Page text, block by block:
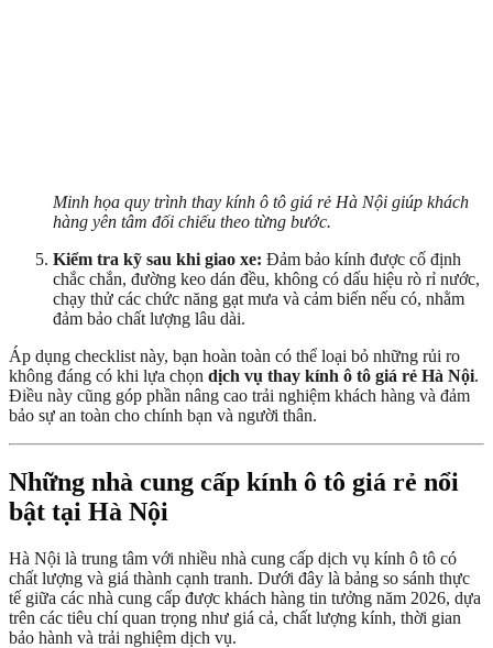
Minh họa quy trình thay kính ô tô giá rẻ Hà Nội giúp khách
hàng yên tâm đối chiếu theo từng bước.
Kiểm tra kỹ sau khi giao xe: Đảm bảo kính được cố định
chắc chắn, đường keo dán đều, không có dấu hiệu rò rỉ nước,
chạy thử các chức năng gạt mưa và cảm biến nếu có, nhằm
đảm bảo chất lượng lâu dài.
Áp dụng checklist này, bạn hoàn toàn có thể loại bỏ những rủi ro
không đáng có khi lựa chọn dịch vụ thay kính ô tô giá rẻ Hà Nội.
Điều này cũng góp phần nâng cao trải nghiệm khách hàng và đảm
bảo sự an toàn cho chính bạn và người thân.
Những nhà cung cấp kính ô tô giá rẻ nổi
bật tại Hà Nội
Hà Nội là trung tâm với nhiều nhà cung cấp dịch vụ kính ô tô có
chất lượng và giá thành cạnh tranh. Dưới đây là bảng so sánh thực
tế giữa các nhà cung cấp được khách hàng tin tưởng năm 2026, dựa
trên các tiêu chí quan trọng như giá cả, chất lượng kính, thời gian
bảo hành và trải nghiệm dịch vụ.